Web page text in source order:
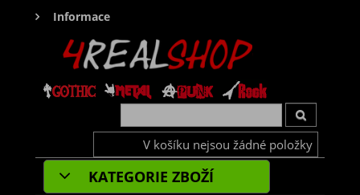
Informace
V košíku nejsou žádné položky
KATEGORIE ZBOŽÍ